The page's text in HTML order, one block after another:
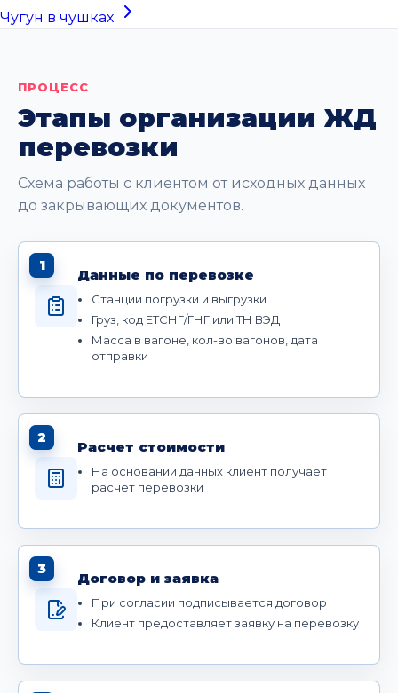
Чугун в чушках
ПРОЦЕСС
Этапы организации ЖД
перевозки
Схема работы с клиентом от исходных данных
до закрывающих документов.
1
Данные по перевозке
Станции погрузки и выгрузки
Груз, код ЕТСНГ/ГНГ или ТН ВЭД
Масса в вагоне, кол-во вагонов, дата
отправки
2
Расчет стоимости
На основании данных клиент получает
расчет перевозки
3
Договор и заявка
При согласии подписывается договор
Клиент предоставляет заявку на перевозку